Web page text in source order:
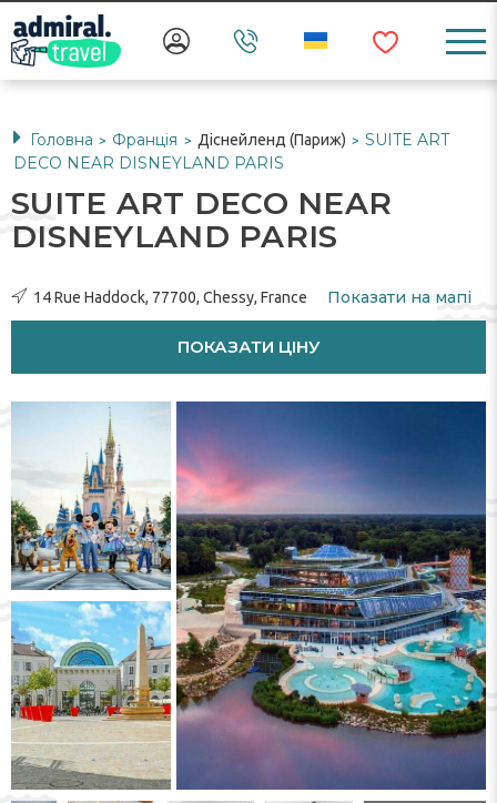
Головна > Франція > Діснейленд (Париж) > SUITE ART
DECO NEAR DISNEYLAND PARIS
SUITE ART DECO NEAR
DISNEYLAND PARIS
14 Rue Haddock, 77700, Chessy, France Показати на мапі
ПОКАЗАТИ ЦІНУ